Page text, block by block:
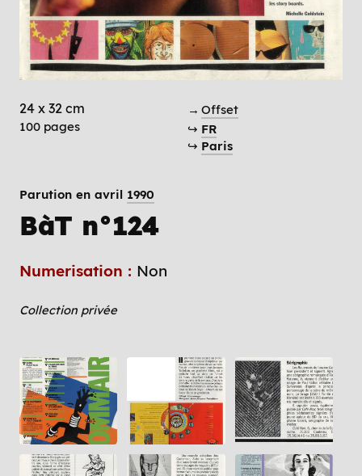
24 x 32 cm
100 pages
→ Offset
↪ FR
↪ Paris
Parution en avril 1990
BàT n°124
Numerisation : Non
Collection privée